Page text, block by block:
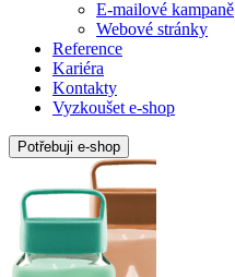
E-mailové kampaně
Webové stránky
Reference
Kariéra
Kontakty
Vyzkoušet e-shop
Potřebuji e-shop